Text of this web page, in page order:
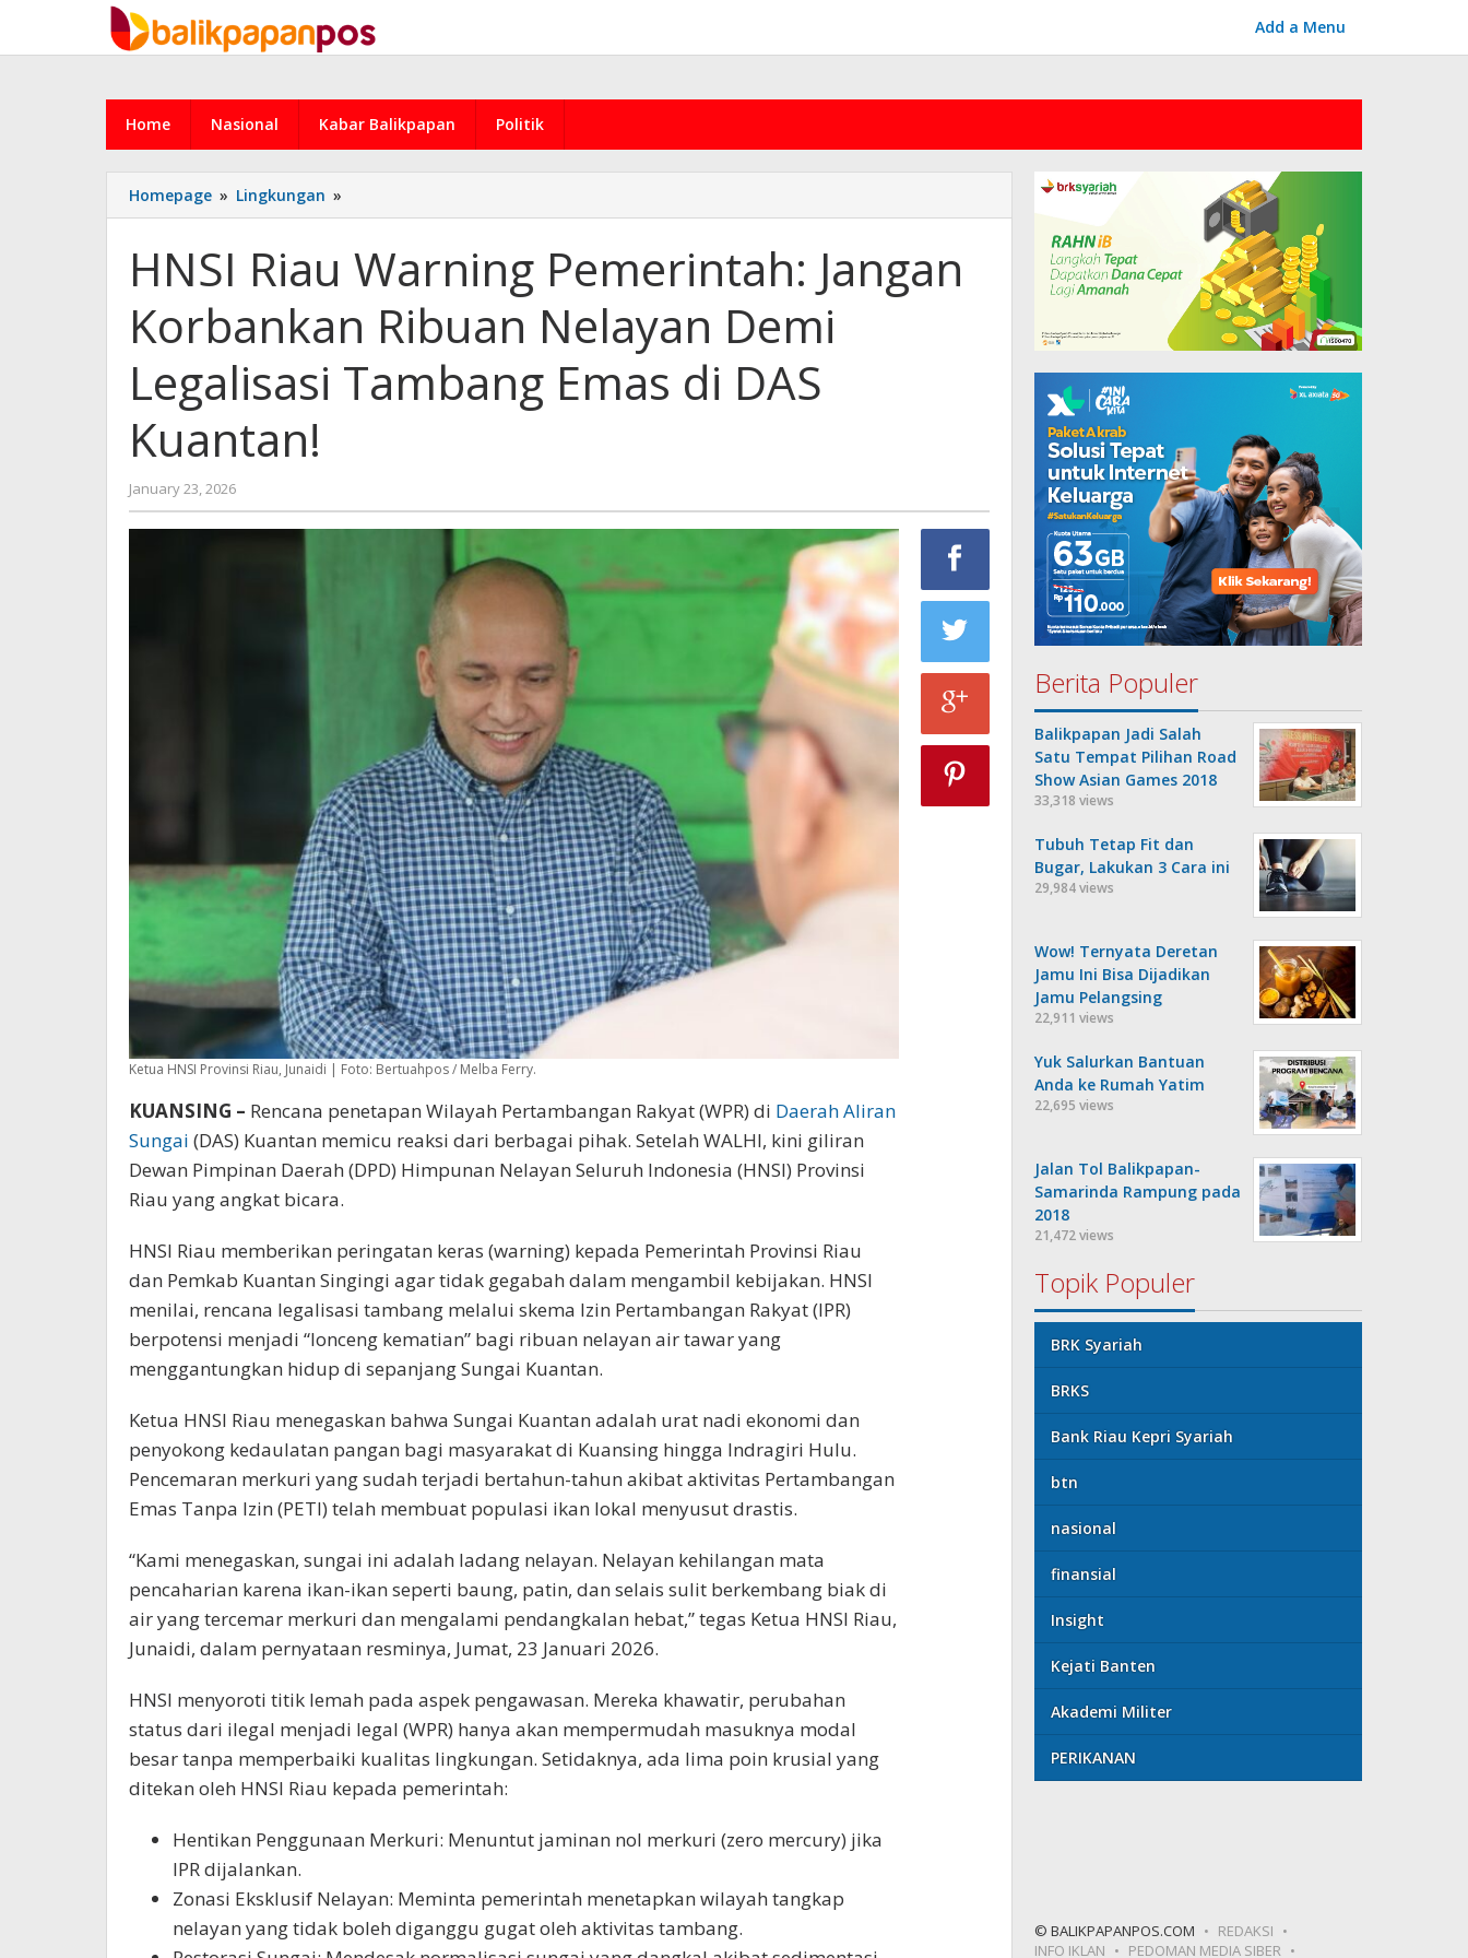
content
Add a Menu
Home Nasional Kabar Balikpapan Politik
Homepage » Lingkungan »
Riau
Pemerintah:
Jangan
Korbankan
Ribuan
Demi
Legalisasi
Kuantan!
HNSI Riau Warning Pemerintah: Jangan
Korbankan Ribuan Nelayan Demi
Legalisasi Tambang Emas di DAS
Kuantan!
January 23, 2026by
admin
Ketua HNSI Provinsi Riau, Junaidi | Foto: Bertuahpos / Melba Ferry.
KUANSING – Rencana penetapan Wilayah Pertambangan Rakyat (WPR) di Daerah Aliran
Sungai (DAS) Kuantan memicu reaksi dari berbagai pihak. Setelah WALHI, kini giliran
Dewan Pimpinan Daerah (DPD) Himpunan Nelayan Seluruh Indonesia (HNSI) Provinsi
Riau yang angkat bicara.
HNSI Riau memberikan peringatan keras (warning) kepada Pemerintah Provinsi Riau
dan Pemkab Kuantan Singingi agar tidak gegabah dalam mengambil kebijakan. HNSI
menilai, rencana legalisasi tambang melalui skema Izin Pertambangan Rakyat (IPR)
berpotensi menjadi “lonceng kematian” bagi ribuan nelayan air tawar yang
menggantungkan hidup di sepanjang Sungai Kuantan.
Ketua HNSI Riau menegaskan bahwa Sungai Kuantan adalah urat nadi ekonomi dan
penyokong kedaulatan pangan bagi masyarakat di Kuansing hingga Indragiri Hulu.
Pencemaran merkuri yang sudah terjadi bertahun-tahun akibat aktivitas Pertambangan
Emas Tanpa Izin (PETI) telah membuat populasi ikan lokal menyusut drastis.
“Kami menegaskan, sungai ini adalah ladang nelayan. Nelayan kehilangan mata
pencaharian karena ikan-ikan seperti baung, patin, dan selais sulit berkembang biak di
air yang tercemar merkuri dan mengalami pendangkalan hebat,” tegas Ketua HNSI Riau,
Junaidi, dalam pernyataan resminya, Jumat, 23 Januari 2026.
HNSI menyoroti titik lemah pada aspek pengawasan. Mereka khawatir, perubahan
status dari ilegal menjadi legal (WPR) hanya akan mempermudah masuknya modal
besar tanpa memperbaiki kualitas lingkungan. Setidaknya, ada lima poin krusial yang
ditekan oleh HNSI Riau kepada pemerintah:
Hentikan Penggunaan Merkuri: Menuntut jaminan nol merkuri (zero mercury) jika
IPR dijalankan.
Zonasi Eksklusif Nelayan: Meminta pemerintah menetapkan wilayah tangkap
nelayan yang tidak boleh diganggu gugat oleh aktivitas tambang.
Berita Populer
Balikpapan Jadi Salah
Satu Tempat Pilihan Road
Show Asian Games 2018
33,318 views
Tubuh Tetap Fit dan
Bugar, Lakukan 3 Cara ini
29,984 views
Wow! Ternyata Deretan
Jamu Ini Bisa Dijadikan
Jamu Pelangsing
22,911 views
Yuk Salurkan Bantuan
Anda ke Rumah Yatim
22,695 views
Jalan Tol Balikpapan-
Samarinda Rampung pada
2018
21,472 views
Topik Populer
BRK Syariah
BRKS
Bank Riau Kepri Syariah
btn
nasional
finansial
Insight
Kejati Banten
Akademi Militer
PERIKANAN
© BALIKPAPANPOS.COM
REDAKSI
INFO IKLAN
PEDOMAN MEDIA SIBER